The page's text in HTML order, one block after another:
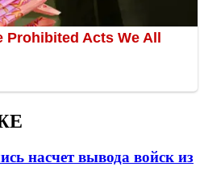
насчет вывода войск из